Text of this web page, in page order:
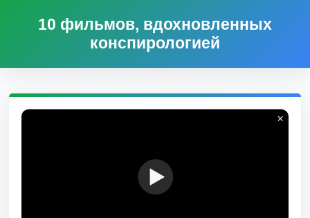
10 фильмов, вдохновленных
конспирологией